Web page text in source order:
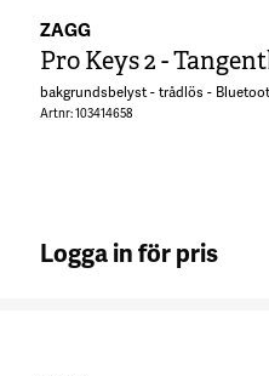
ZAGG
Pro Keys 2 -
bakgrundsbelyst - trådlös -
Artnr: 103414658
Logga in för pris